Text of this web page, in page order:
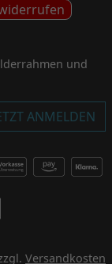
und
ANMELDEN
Versandkosten